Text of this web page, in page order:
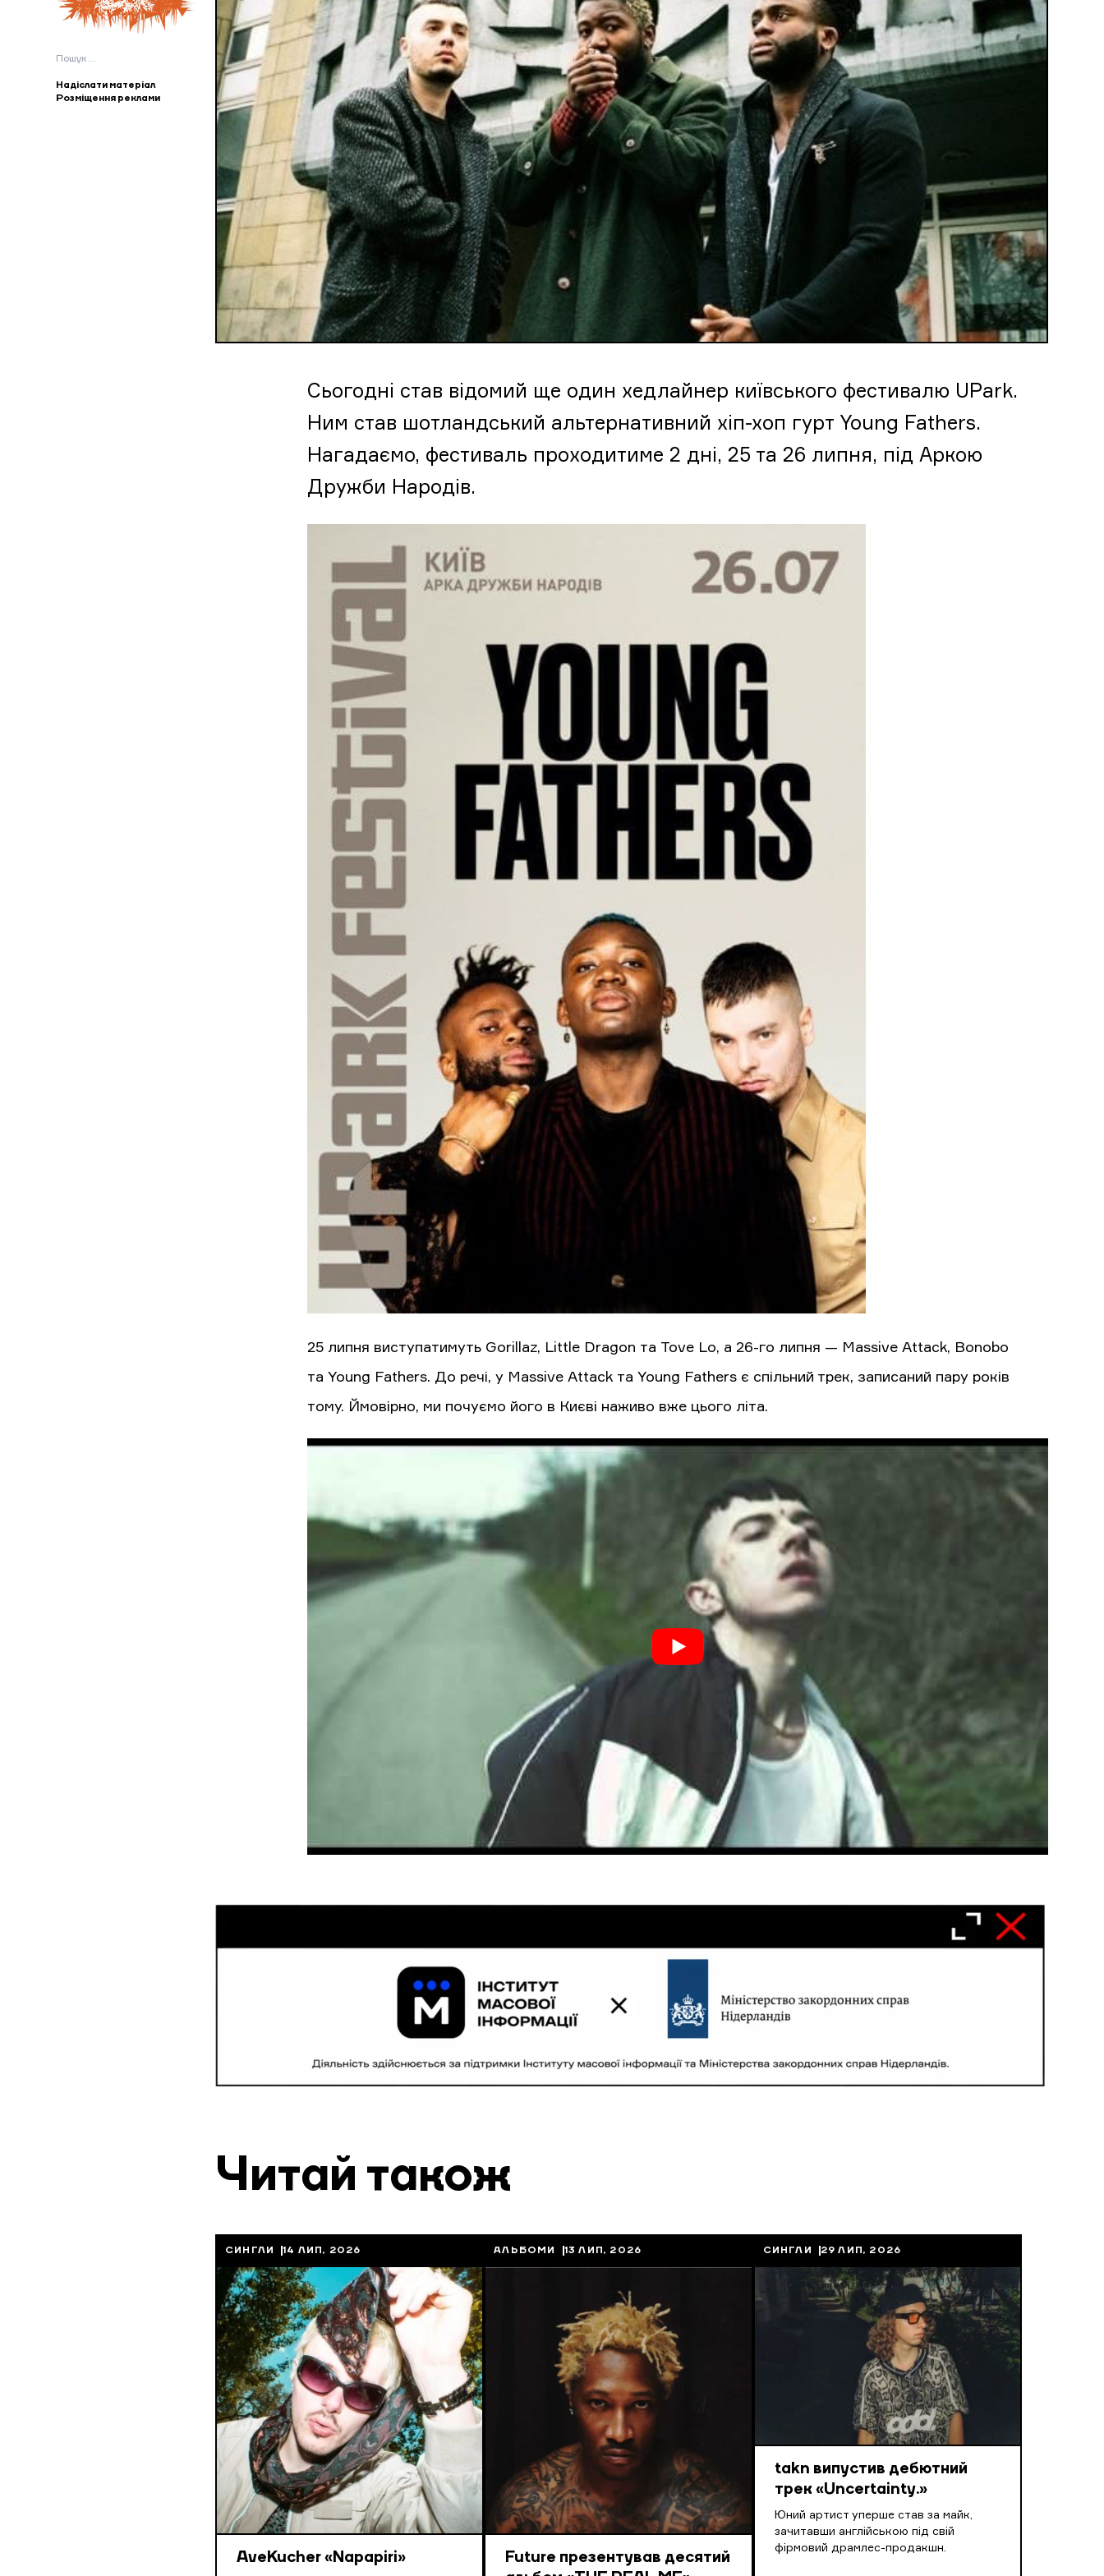
Пошук:
Надіслати матеріал
Розміщення реклами
Сьогодні став відомий ще один хедлайнер київського фестивалю UPark.
Ним став шотландський альтернативний хіп-хоп гурт Young Fathers.
Нагадаємо, фестиваль проходитиме 2 дні, 25 та 26 липня, під Аркою
Дружби Народів.
25 липня виступатимуть Gorillaz, Little Dragon та Tove Lo, а 26-го липня — Massive Attack, Bonobo
та Young Fathers. До речі, у Massive Attack та Young Fathers є спільний трек, записаний пару років
тому. Ймовірно, ми почуємо його в Києві наживо вже цього літа.
Читай також
СИНГЛИ 14 ЛИП, 2026
AveKucher «Napapiri»
АЛЬБОМИ 13 ЛИП, 2026
Future презентував десятий
СИНГЛИ 29 ЛИП, 2026
takn випустив дебютний
трек «Uncertainty.»
Юний артист уперше став за майк,
зачитавши англійською під свій
фірмовий драмлес-продакшн.